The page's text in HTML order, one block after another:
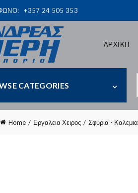
+357 24 505 353
ΑΡΧΙΚΗ
CATEGORIES
Home Εργαλεια Χειρος Σφυρια - Καλεμια